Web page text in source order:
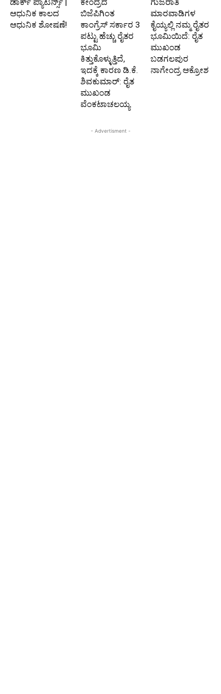
ಡಾರ್ಕ್ ಪ್ಯಾಟರ್ನ್ಸ್ |
ಆಧುನಿಕ ಕಾಲದ
ಆಧುನಿಕ ಶೋಷಣೆ!
ಕೇಂದ್ರದ
ಬಿಜೆಪಿಗಿಂತ
ಕಾಂಗ್ರೆಸ್‌ ಸರ್ಕಾರ 3
ಪಟ್ಟು ಹೆಚ್ಚು ರೈತರ
ಭೂಮಿ
ಕಿತ್ತುಕೊಳ್ಳುತ್ತಿದೆ,
ಇದಕ್ಕೆ ಕಾರಣ ಡಿ.ಕೆ.
ಶಿವಕುಮಾರ್: ರೈತ
ಮುಖಂಡ
ವೆಂಕಟಾಚಲಯ್ಯ
ಗುಜರಾತಿ
ಮಾರವಾಡಿಗಳ
ಕೈಯ್ಯಲ್ಲಿ ನಮ್ಮ ರೈತರ
ಭೂಮಿಯಿದೆ: ರೈತ
ಮುಖಂಡ
ಬಡಗಲಪುರ
ನಾಗೇಂದ್ರ ಆಕ್ರೋಶ
- Advertisment -